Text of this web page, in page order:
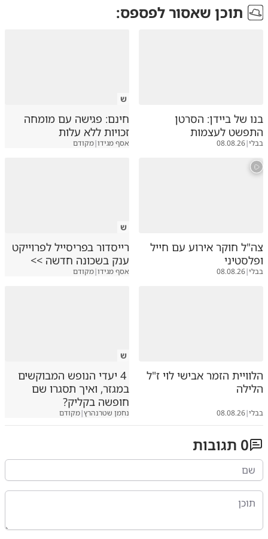
תוכן שאסור לפספס:
בנו של ביידן: הסרטן
התפשט לעצמות
בבלי|
08.08.26
ש
חינם: פגישה עם מומחה
זכויות ללא עלות
אסף מגידו|מקודם
צה"ל חוקר אירוע עם חייל
ופלסטיני
בבלי|
08.08.26
ש
רייסדור בפריסייל לפרוייקט
ענק בשכונה חדשה >>
אסף מגידו|מקודם
הלוויית הזמר אבישי לוי ז"ל
הלילה
בבלי|
08.08.26
ש
4 יעדי הנופש המבוקשים
במגזר, ואיך תסגרו שם
חופשה בקליק?
נחמן שטרנהרץ|מקודם
0 תגובות